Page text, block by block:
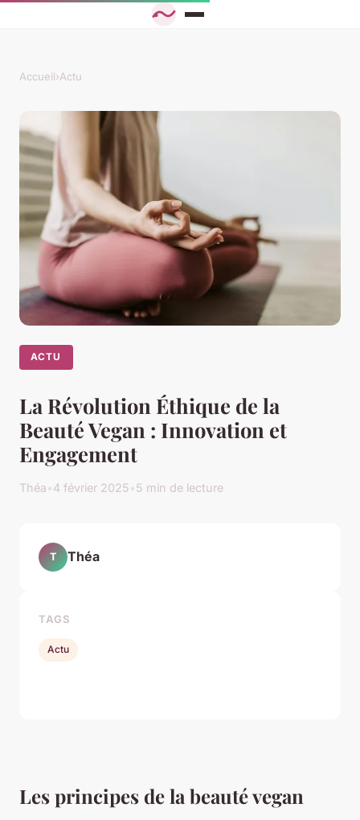
Accueil›Actu
ACTU
La Révolution Éthique de la
Beauté Vegan : Innovation et
Engagement
Théa•4 février 2025•5 min de lecture
Les principes de la beauté vegan
T Théa
TAGS
Actu